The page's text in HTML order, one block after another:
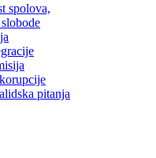
spolova,
pitanja